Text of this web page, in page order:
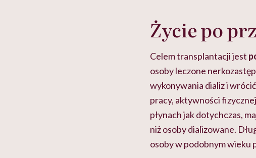
Życie po
Celem transplantacji jest
osoby leczone
wykonywania dializ i
pracy, aktywności
płynach jak dotychczas,
niż osoby dializowane.
osoby w podobnym wieku